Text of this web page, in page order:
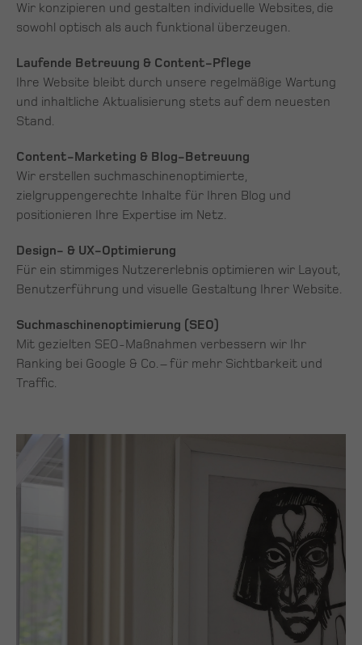
Wir konzipieren und gestalten individuelle Websites, die
sowohl optisch als auch funktional überzeugen.
Laufende Betreuung & Content-Pflege
Ihre Website bleibt durch unsere regelmäßige Wartung
und inhaltliche Aktualisierung stets auf dem neuesten
Stand.
Content-Marketing & Blog-Betreuung
Wir erstellen suchmaschinenoptimierte,
zielgruppengerechte Inhalte für Ihren Blog und
positionieren Ihre Expertise im Netz.
Design- & UX-Optimierung
Für ein stimmiges Nutzererlebnis optimieren wir Layout,
Benutzerführung und visuelle Gestaltung Ihrer Website.
Suchmaschinenoptimierung (SEO)
Mit gezielten SEO-Maßnahmen verbessern wir Ihr
Ranking bei Google & Co. – für mehr Sichtbarkeit und
Traffic.